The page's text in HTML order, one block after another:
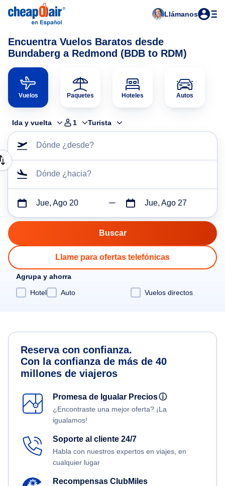
Llámanos
Encuentra Vuelos Baratos desde
Bundaberg a Redmond (BDB to RDM)
Vuelos Paquetes Hoteles Autos
Ida y vuelta 1 Turista
Dónde ¿desde?
Dónde ¿hacia?
Jue, Ago 20 Jue, Ago 27
Llame para ofertas telefónicas
Agrupa y ahorra
Hotel
Auto Vuelos directos
Reserva con confianza.
Con la confianza de más de 40
millones de viajeros
Promesa de Igualar Preciosⓘ
¿Encontraste una mejor oferta? ¡La
igualamos!
Soporte al cliente 24/7
Habla con nuestros expertos en viajes, en
cualquier lugar
Recompensas ClubMiles